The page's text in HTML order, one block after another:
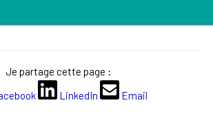
Je partage cette page :
LinkedIn Email